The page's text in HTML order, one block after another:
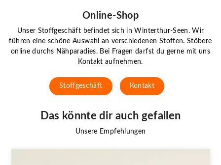
Online-Shop
Unser Stoffgeschäft befindet sich in Winterthur-Seen. Wir
führen eine schöne Auswahl an verschiedenen Stoffen. Stöbere
online durchs Nähparadies. Bei Fragen darfst du gerne mit uns
Kontakt aufnehmen.
Stoffgeschäft Kontakt
Das könnte dir auch gefallen
Unsere Empfehlungen